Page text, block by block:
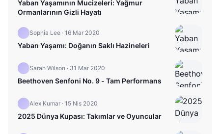
Yaban Yaşamının Mucizeleri: Yağmur
Ormanlarının Gizli Hayatı
Sophia Lee · 16 Mar 2020
Yaban Yaşamı: Doğanın Saklı Hazineleri
Sarah Wilson · 31 Mar 2020
Beethoven Senfoni No. 9 - Tam Performans
Alex Kumar · 15 Nis 2020
2025 Dünya Kupası: Takımlar ve Oyuncular